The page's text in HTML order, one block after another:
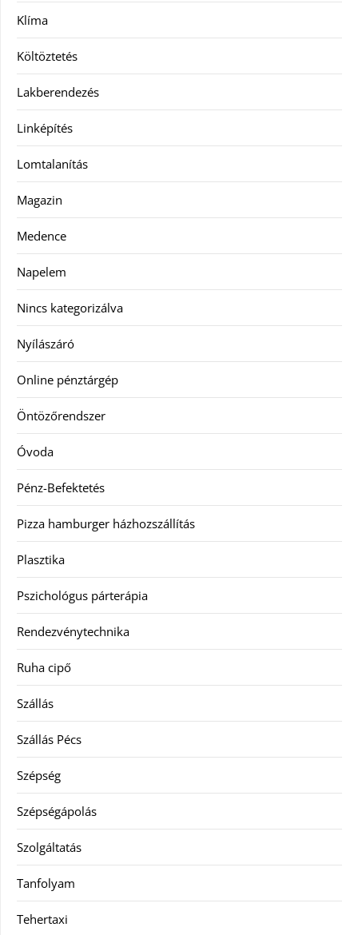
Klíma
Költöztetés
Lakberendezés
Linképítés
Lomtalanítás
Magazin
Medence
Napelem
Nincs kategorizálva
Nyílászáró
Online pénztárgép
Öntözőrendszer
Óvoda
Pénz-Befektetés
Pizza hamburger házhozszállítás
Plasztika
Pszichológus párterápia
Rendezvénytechnika
Ruha cipő
Szállás
Szállás Pécs
Szépség
Szépségápolás
Szolgáltatás
Tanfolyam
Tehertaxi